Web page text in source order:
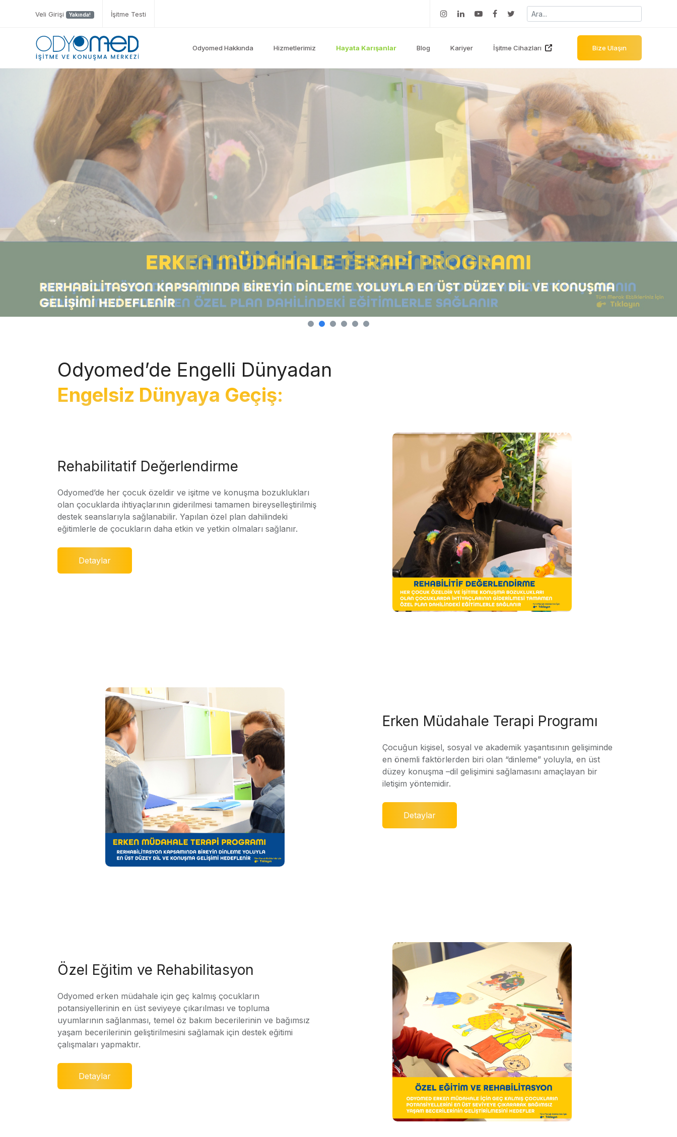
Veli Girişi Yakında! İşitme Testi
Odyomed Hakkında Hizmetlerimiz Hayata Karışanlar Blog Kariyer İşitme Cihazları Bize Ulaşın
Odyomed’de Engelli Dünyadan
Engelsiz Dünyaya Geçiş:
Rehabilitatif Değerlendirme
Odyomed’de her çocuk özeldir ve işitme ve konuşma bozuklukları
olan çocuklarda ihtiyaçlarının giderilmesi tamamen bireyselleştirilmiş
destek seanslarıyla sağlanabilir. Yapılan özel plan dahilindeki
eğitimlerle de çocukların daha etkin ve yetkin olmaları sağlanır.
Detaylar
Erken Müdahale Terapi Programı
Çocuğun kişisel, sosyal ve akademik yaşantısının gelişiminde
en önemli faktörlerden biri olan “dinleme” yoluyla, en üst
düzey konuşma –dil gelişimini sağlamasını amaçlayan bir
iletişim yöntemidir.
Detaylar
Özel Eğitim ve Rehabilitasyon
Odyomed erken müdahale için geç kalmış çocukların
potansiyellerinin en üst seviyeye çıkarılması ve topluma
uyumlarının sağlanması, temel öz bakım becerilerinin ve bağımsız
yaşam becerilerinin geliştirilmesini sağlamak için destek eğitimi
çalışmaları yapmaktır.
Detaylar